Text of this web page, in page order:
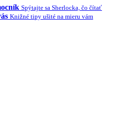
Spýtajte sa Sherlocka, čo čítať
Knižné tipy ušité na mieru vám